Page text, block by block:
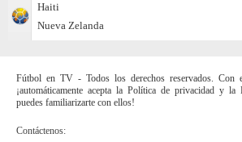
Haiti
Nueva Zelanda
Fútbol en TV - Todos los derechos reservados. Con
¡automáticamente acepta la Política de privacidad y
puedes familiarizarte con ellos!
Contáctenos: